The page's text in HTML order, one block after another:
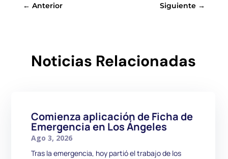
← Anterior Siguiente →
Noticias Relacionadas
Comienza aplicación de Ficha de
Emergencia en Los Ángeles
Ago 3, 2026
Tras la emergencia, hoy partió el trabajo de los